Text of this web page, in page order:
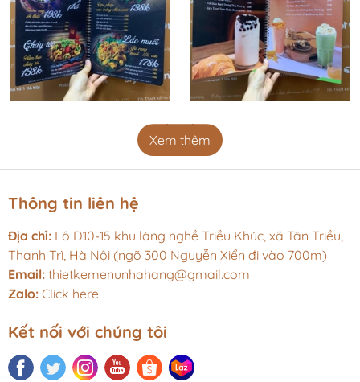
Xem thêm
Thông tin liên hệ
Địa chỉ: Lô D10-15 khu làng nghề Triều Khúc, xã Tân Triều,
Thanh Trì, Hà Nội (ngõ 300 Nguyễn Xiển đi vào 700m)
Email: thietkemenunhahang@gmail.com
Zalo: Click here
Kết nối với chúng tôi